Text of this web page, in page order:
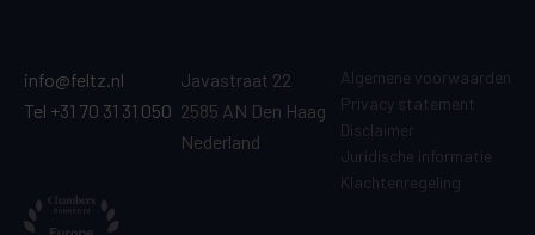
info@feltz.nl
Tel +31 70 31 31 050
Javastraat 22
2585 AN Den Haag
Nederland
Algemene voorwaarden
Privacy statement
Disclaimer
Juridische informatie
Klachtenregeling